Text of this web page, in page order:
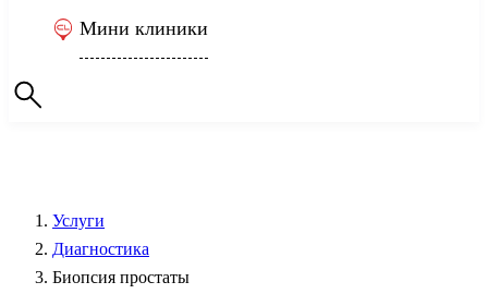
Мини клиники
Услуги
Диагностика
Биопсия простаты